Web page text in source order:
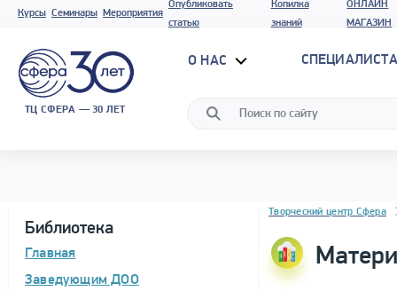
Курсы Семинары Мероприятия
Опубликовать
статью
Копилка
знаний
ОНЛАЙН
МАГАЗИН
ТЦ СФЕРА — 30 ЛЕТ
О НАС
Библиотека
Главная
Заведующим ДОО
Блок новостей
Творческий центр Сфера